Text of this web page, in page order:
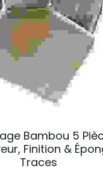
Bambou 5
Finition &
Traces